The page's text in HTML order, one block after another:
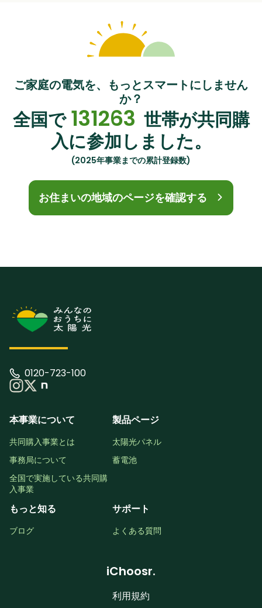
ご家庭の電気を、もっとスマートにしません
か？
全国で 131263 世帯が共同購
入に参加しました。
(2025年事業までの累計登録数)
お住まいの地域のページを確認する
0120-723-100
本事業について
共同購入事業とは
事務局について
全国で実施している共同購
入事業
製品ページ
太陽光パネル
蓄電池
もっと知る
ブログ
サポート
よくある質問
iChoosr.
利用規約